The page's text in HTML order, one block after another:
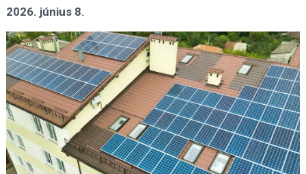
2026. június 8.